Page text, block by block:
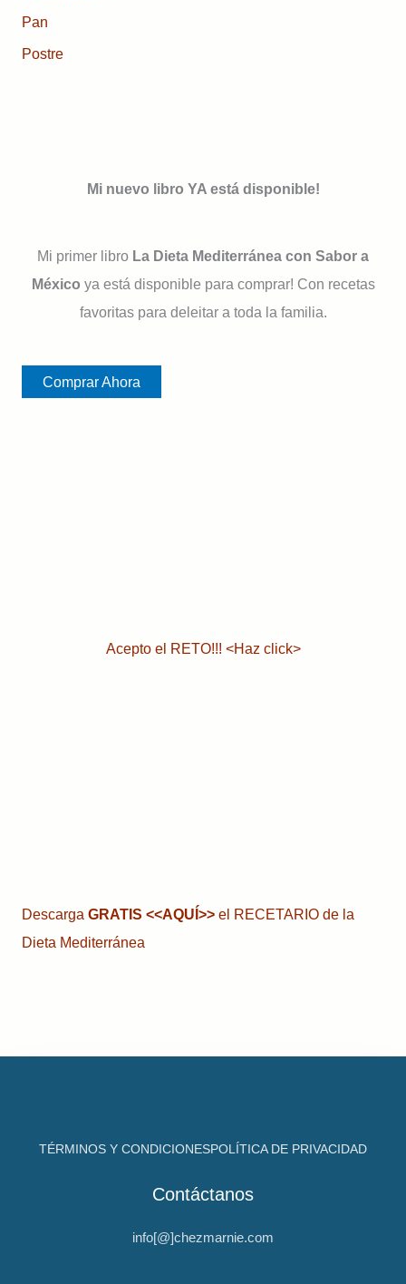
Pan
Postre
Mi nuevo libro YA está disponible!
Mi primer libro La Dieta Mediterránea con Sabor a
México ya está disponible para comprar! Con recetas
favoritas para deleitar a toda la familia.
Comprar Ahora
Acepto el RETO!!! <Haz click>
Descarga GRATIS <<AQUÍ>>el RECETARIO de la
Dieta Mediterránea
TÉRMINOS Y CONDICIONESPOLÍTICA DE PRIVACIDAD
Contáctanos
info[@]chezmarnie.com